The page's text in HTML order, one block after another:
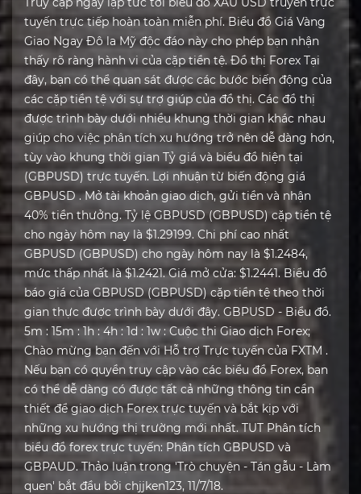
tuyến trực tiếp hoàn toàn miễn phí. Biểu đồ Giá Vàng
Giao Ngay Đô la Mỹ độc đáo này cho phép bạn nhận
thấy rõ ràng hành vi của cặp tiền tệ. Đồ thị Forex Tại
đây, bạn có thể quan sát được các bước biến động của
các cặp tiền tệ với sự trợ giúp của đồ thị. Các đồ thị
được trình bày dưới nhiều khung thời gian khác nhau
giúp cho việc phân tích xu hướng trở nên dễ dàng hơn,
tùy vào khung thời gian Tỷ giá và biểu đồ hiện tại
(GBPUSD) trực tuyến. Lợi nhuận từ biến động giá
GBPUSD . Mở tài khoản giao dịch, gửi tiền và nhận
40% tiền thưởng. Tỷ lệ GBPUSD (GBPUSD) cặp tiền tệ
cho ngày hôm nay là $1.29199. Chi phí cao nhất
GBPUSD (GBPUSD) cho ngày hôm nay là $1.2484,
mức thấp nhất là $1.2421. Giá mở cửa: $1.2441. Biểu đồ
báo giá của GBPUSD (GBPUSD) cặp tiền tệ theo thời
gian thực được trình bày dưới đây. GBPUSD - Biểu đồ.
5m : 15m : 1h : 4h : 1d : 1w : Cuộc thi Giao dịch Forex;
Chào mừng bạn đến với Hỗ trợ Trực tuyến của FXTM .
Nếu bạn có quyền truy cập vào các biểu đồ Forex, bạn
có thể dễ dàng có được tất cả những thông tin cần
thiết để giao dịch Forex trực tuyến và bắt kịp với
những xu hướng thị trường mới nhất. TUT Phân tích
biểu đồ forex trực tuyến: Phân tích GBPUSD và
GBPAUD. Thảo luận trong 'Trò chuyện - Tán gẫu - Làm
quen' bắt đầu bởi chjjken123, 11/7/18.